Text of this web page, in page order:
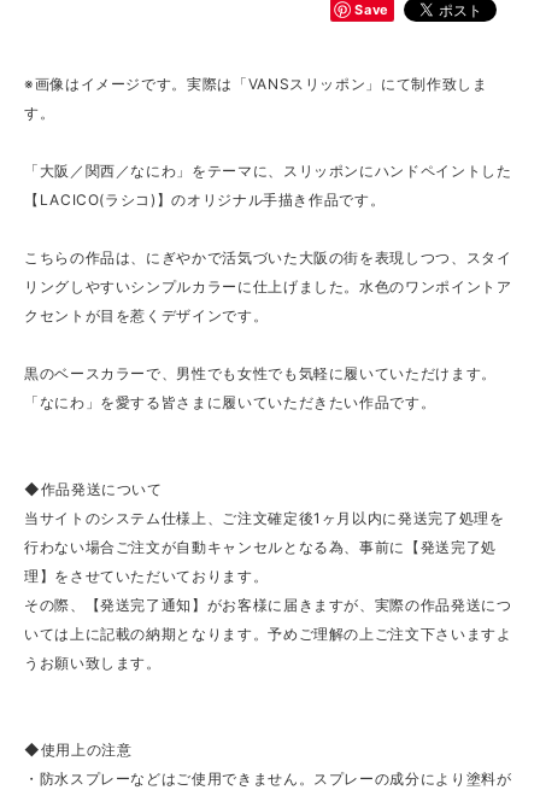
Save
※画像はイメージです。実際は「VANSスリッポン」にて制作致しま
す。
「大阪／関西／なにわ」をテーマに、スリッポンにハンドペイントした
【LACICO(ラシコ)】のオリジナル手描き作品です。
こちらの作品は、にぎやかで活気づいた大阪の街を表現しつつ、スタイ
リングしやすいシンプルカラーに仕上げました。水色のワンポイントア
クセントが目を惹くデザインです。
黒のベースカラーで、男性でも女性でも気軽に履いていただけます。
「なにわ」を愛する皆さまに履いていただきたい作品です。
◆作品発送について
当サイトのシステム仕様上、ご注文確定後1ヶ月以内に発送完了処理を
行わない場合ご注文が自動キャンセルとなる為、事前に【発送完了処
理】をさせていただいております。
その際、【発送完了通知】がお客様に届きますが、実際の作品発送につ
いては上に記載の納期となります。予めご理解の上ご注文下さいますよ
うお願い致します。
◆使用上の注意
・防水スプレーなどはご使用できません。スプレーの成分により塗料が